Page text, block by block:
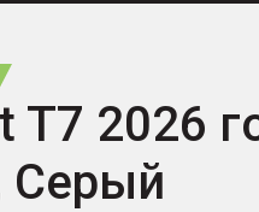
T7 2026
Серый